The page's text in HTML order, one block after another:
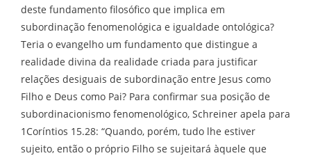
deste fundamento filosófico que implica em
subordinação fenomenológica e igualdade ontológica?
Teria o evangelho um fundamento que distingue a
realidade divina da realidade criada para justificar
relações desiguais de subordinação entre Jesus como
Filho e Deus como Pai? Para confirmar sua posição de
subordinacionismo fenomenológico, Schreiner apela para
1Coríntios 15.28: “Quando, porém, tudo lhe estiver
sujeito, então o próprio Filho se sujeitará àquele que